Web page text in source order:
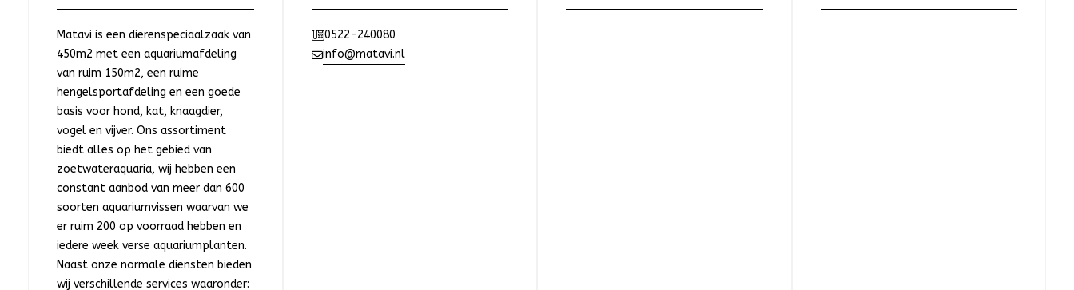
Matavi is een dierenspeciaalzaak van
450m2 met een aquariumafdeling
van ruim 150m2, een ruime
hengelsportafdeling en een goede
basis voor hond, kat, knaagdier,
vogel en vijver. Ons assortiment
biedt alles op het gebied van
zoetwateraquaria, wij hebben een
constant aanbod van meer dan 600
soorten aquariumvissen waarvan we
er ruim 200 op voorraad hebben en
iedere week verse aquariumplanten.
Naast onze normale diensten bieden
wij verschillende services waaronder:
0522-240080
info@matavi.nl